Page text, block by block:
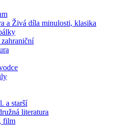
a Živá díla minulosti, klasika
a starší
literatura
film